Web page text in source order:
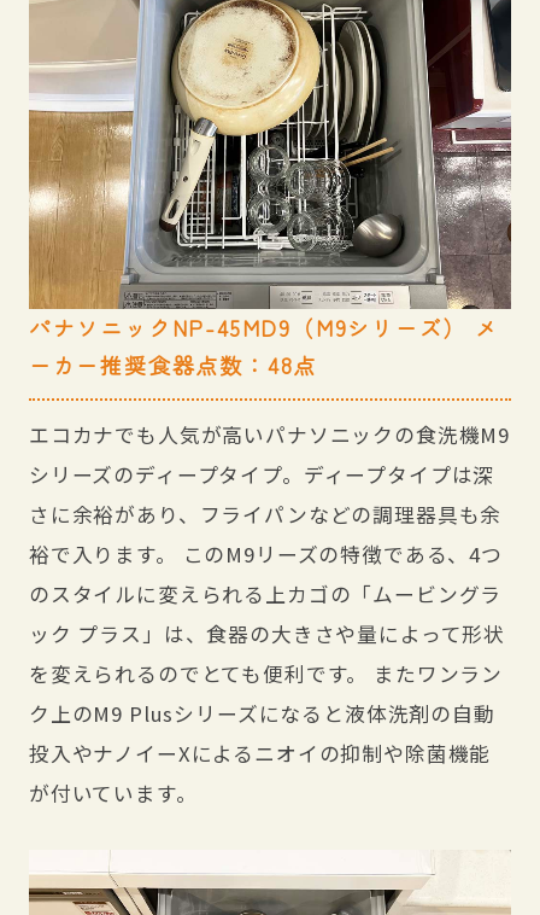
パナソニックNP-45MD9（M9シリーズ） メ
ーカー推奨食器点数：48点
エコカナでも人気が高いパナソニックの食洗機M9
シリーズのディープタイプ。ディープタイプは深
さに余裕があり、フライパンなどの調理器具も余
裕で入ります。 このM9リーズの特徴である、4つ
のスタイルに変えられる上カゴの「ムービングラ
ック プラス」は、食器の大きさや量によって形状
を変えられるのでとても便利です。 またワンラン
ク上のM9 Plusシリーズになると液体洗剤の自動
投入やナノイーXによるニオイの抑制や除菌機能
が付いています。